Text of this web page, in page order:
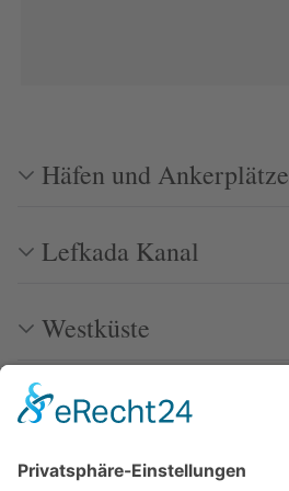
Häfen und Ankerplätze
Lefkada Kanal
Westküste
Quellen
Bilder